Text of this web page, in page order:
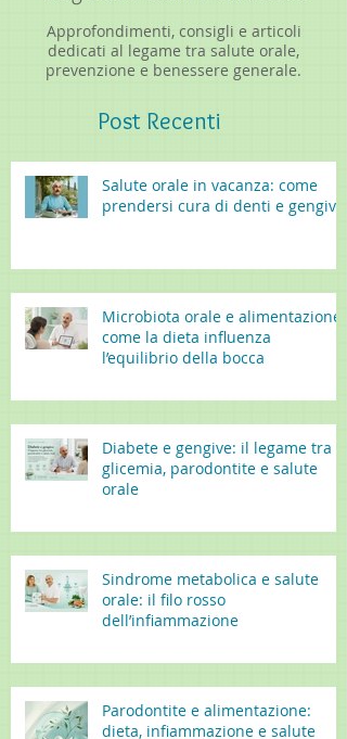
Approfondimenti, consigli e articoli
dedicati al legame tra salute orale,
prevenzione e benessere generale.
Post Recenti
Salute orale in vacanza: come
prendersi cura di denti e gengive
Microbiota orale e alimentazione:
come la dieta influenza
l’equilibrio della bocca
Diabete e gengive: il legame tra
glicemia, parodontite e salute
orale
Sindrome metabolica e salute
orale: il filo rosso
dell’infiammazione
Parodontite e alimentazione:
dieta, infiammazione e salute